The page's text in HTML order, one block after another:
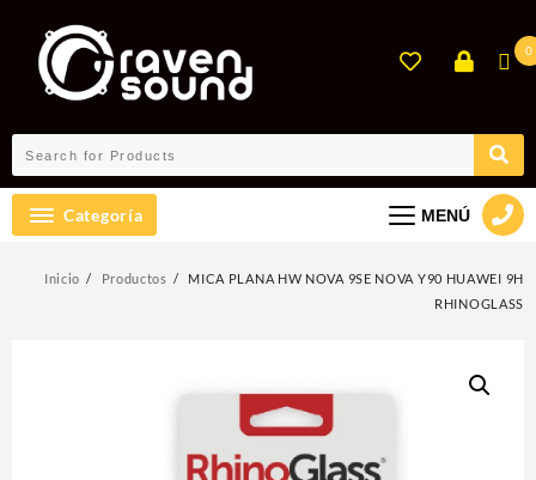
contenido
0
Categoría MENÚ
Inicio Productos
MICA PLANA HW NOVA 9SE NOVA Y90 HUAWEI 9H
RHINOGLASS